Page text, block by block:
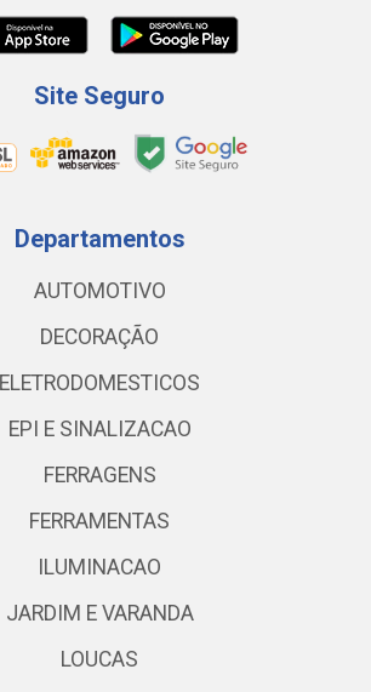
Site Seguro
Departamentos
AUTOMOTIVO
DECORAÇÃO
ELETRODOMESTICOS
EPI E SINALIZACAO
FERRAGENS
FERRAMENTAS
ILUMINACAO
JARDIM E VARANDA
LOUCAS